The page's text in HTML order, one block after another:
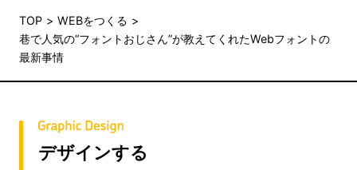
TOP
WEBをつくる
巷で人気の“フォントおじさん”が教えてくれたWebフォントの
最新事情
デザインする